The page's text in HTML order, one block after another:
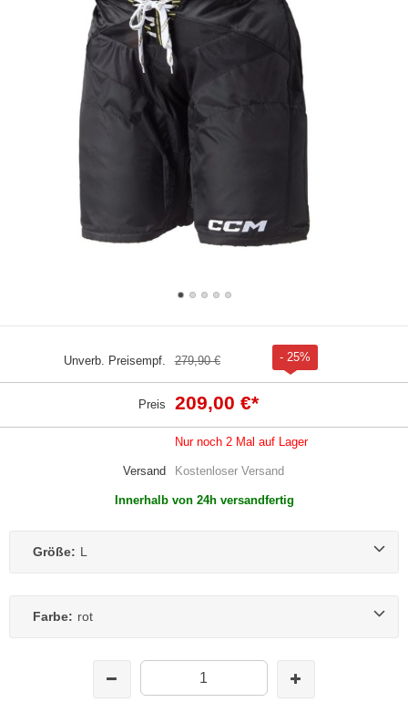
Unverb. Preisempf. 279,90 € - 25%
Preis 209,00 €*
Nur noch 2 Mal auf Lager
Versand Kostenloser Versand
Innerhalb von 24h versandfertig
Größe: L
Farbe: rot